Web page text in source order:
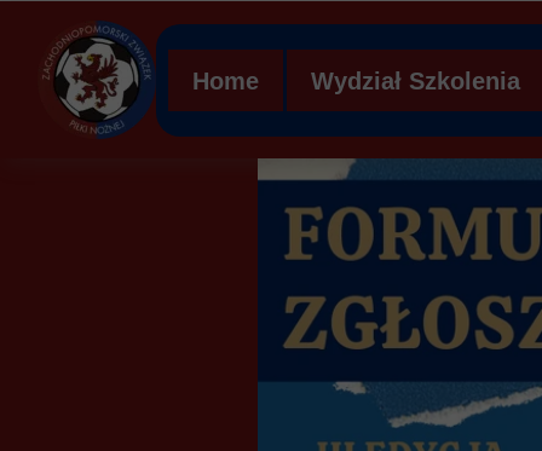
Home Wydział Szkolenia
Regulamin WS ZZPN
Struktura
Ławka kar
Mobilna Akademia